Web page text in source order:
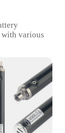
various
production
in the world